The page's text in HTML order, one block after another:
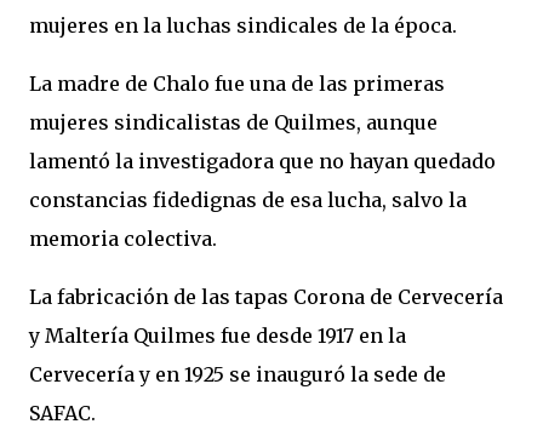
mujeres en la luchas sindicales de la época.
La madre de Chalo fue una de las primeras
mujeres sindicalistas de Quilmes, aunque
lamentó la investigadora que no hayan quedado
constancias fidedignas de esa lucha, salvo la
memoria colectiva.
La fabricación de las tapas Corona de Cervecería
y Maltería Quilmes fue desde 1917 en la
Cervecería y en 1925 se inauguró la sede de
SAFAC.